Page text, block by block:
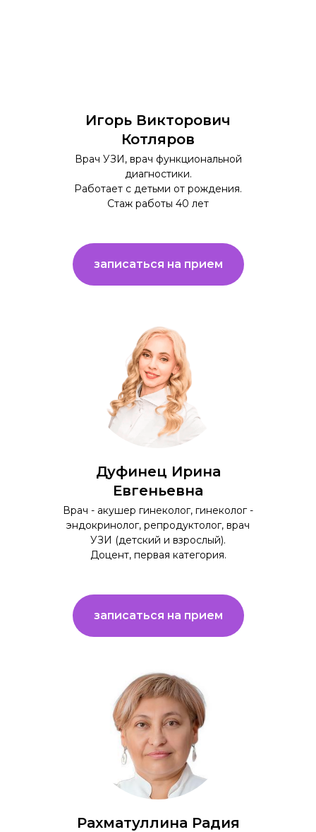
Игорь Викторович
Котляров
Врач УЗИ, врач функциональной
диагностики.
Работает с детьми от рождения.
Стаж работы 40 лет
записаться на прием
Дуфинец Ирина
Евгеньевна
Врач - акушер гинеколог, гинеколог -
эндокринолог, репродуктолог, врач
УЗИ (детский и взрослый).
Доцент, первая категория.
записаться на прием
Рахматуллина Радия